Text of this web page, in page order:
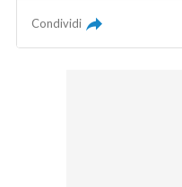
Condividi